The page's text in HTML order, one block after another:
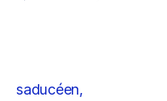
saducéen,